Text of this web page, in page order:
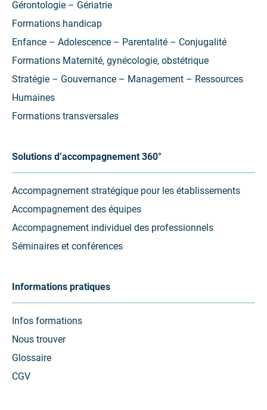
Gérontologie – Gériatrie
Formations handicap
Enfance – Adolescence – Parentalité – Conjugalité
Formations Maternité, gynécologie, obstétrique
Stratégie – Gouvernance – Management – Ressources
Humaines
Formations transversales
Solutions d’accompagnement 360°
Accompagnement stratégique pour les établissements
Accompagnement des équipes
Accompagnement individuel des professionnels
Séminaires et conférences
Informations pratiques
Infos formations
Nous trouver
Glossaire
CGV